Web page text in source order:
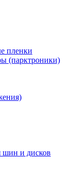
пленки
(парктроники)
‎шин и дисков